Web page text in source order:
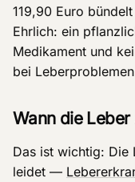
119,90 Euro
Ehrlich: ein
Medikament und
bei
Wann die
Das ist wichtig: Die
leidet —